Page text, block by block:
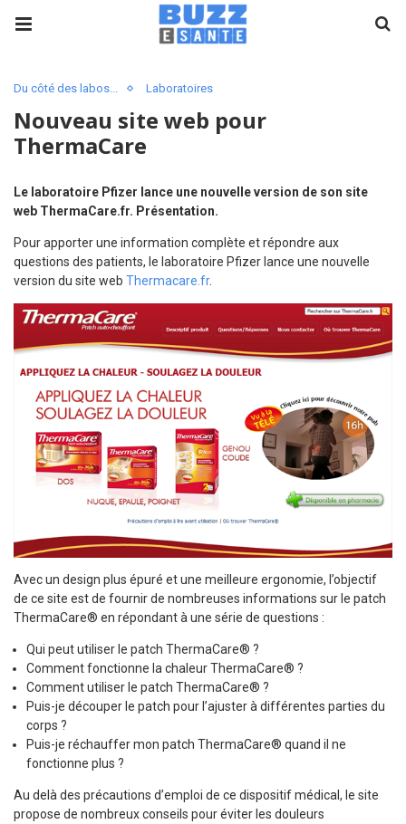
Du côté des labos... Laboratoires
Nouveau site web pour
ThermaCare
Le laboratoire Pfizer lance une nouvelle version de son site
web ThermaCare.fr. Présentation.
Pour apporter une information complète et répondre aux
questions des patients, le laboratoire Pfizer lance une nouvelle
version du site web Thermacare.fr.
Avec un design plus épuré et une meilleure ergonomie, l’objectif
de ce site est de fournir de nombreuses informations sur le patch
ThermaCare® en répondant à une série de questions :
Qui peut utiliser le patch ThermaCare® ?
Comment fonctionne la chaleur ThermaCare® ?
Comment utiliser le patch ThermaCare® ?
Puis-je découper le patch pour l’ajuster à différentes parties du
corps ?
Puis-je réchauffer mon patch ThermaCare® quand il ne
fonctionne plus ?
Au delà des précautions d’emploi de ce dispositif médical, le site
propose de nombreux conseils pour éviter les douleurs